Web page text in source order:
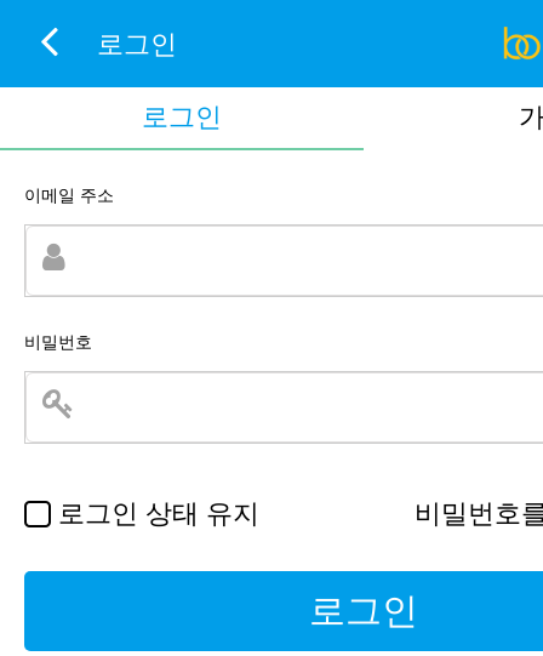
로그인
로그인
이메일 주소
비밀번호
로그인 상태 유지 비밀번호
로그인